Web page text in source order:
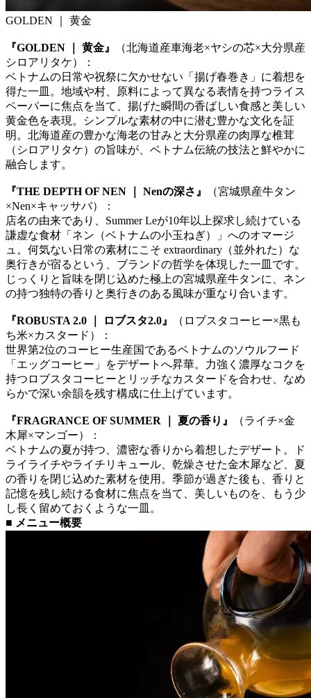
GOLDEN ｜ 黄金
『GOLDEN ｜ 黄金』
（北海道産車海老×ヤシの芯×大分県産
シロアリタケ）：
ベトナムの日常や祝祭に欠かせない「揚げ春巻き」に着想を
得た一皿。地域や村、原料によって異なる表情を持つライス
ペーパーに焦点を当て、揚げた瞬間の香ばしい食感と美しい
黄金色を表現。シンプルな素材の中に潜む豊かな文化を証
明。北海道産の豊かな海老の甘みと大分県産の肉厚な椎茸
（シロアリタケ）の旨味が、ベトナム伝統の技法と鮮やかに
融合します。
『THE DEPTH OF NEN ｜ Nenの深さ』
（宮城県産牛タン
×Nen×キャッサバ）：
店名の由来であり、Summer Leが10年以上探求し続けている
謙虚な食材「ネン（ベトナムの小玉ねぎ）」へのオマージ
ュ。何気ない日常の素材にこそ extraordinary（並外れた）な
奥行きが宿るという、ブランドの哲学を体現した一皿です。
じっくりと旨味を閉じ込めた極上の宮城県産牛タンに、ネン
の持つ独特の香りと奥行きのある風味が重なり合います。
『ROBUSTA 2.0 ｜ ロブスタ2.0』
（ロブスタコーヒー×黒も
ち米×カスタード）：
世界第2位のコーヒー生産国であるベトナムのソウルフード
「エッグコーヒー」をデザートへ昇華。力強く濃厚なコクを
持つロブスタコーヒーとリッチなカスタードを合わせ、なめ
らかで深い余韻を残す構成に仕上げています。
『FRAGRANCE OF SUMMER ｜ 夏の香り』
（ライチ×金
木犀×マンゴー）：
ベトナムの夏が持つ、濃密な香りから着想したデザート。ド
ライライチやライチリキュール、乾燥させた金木犀など、夏
の香りを閉じ込めた素材を使用。季節が過ぎた後も、香りと
記憶を残し続ける食材に焦点を当て、美しいものを、もう少
し長く留めておくような一皿。
■ メニュー概要